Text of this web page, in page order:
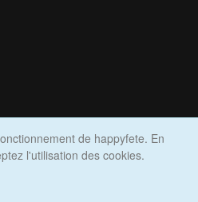
de happyfete. En
l'utilisation des cookies.